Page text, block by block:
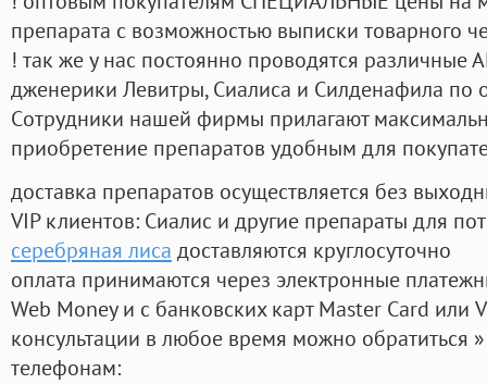
препарата с возможностью выписки товарного
! так же у нас постоянно проводятся
дженерики Левитры, Сиалиса и Силденафила по
Cотрудники нашей фирмы прилагают
приобретение препаратов удобным для
доставка препаратов осуществляется без
VIP клиентов: Сиалис и другие препараты для
серебряная лиса доставляются круглосуточно
оплата принимаются через электронные
Web Money и с банковских карт Master Card или
консультации в любое время можно обратиться
телефонам: